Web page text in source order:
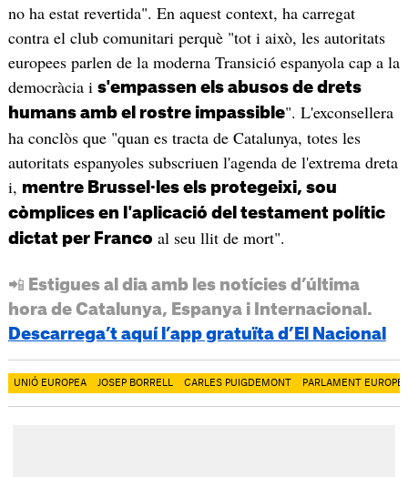
no ha estat revertida". En aquest context, ha carregat
contra el club comunitari perquè "tot i això, les autoritats
europees parlen de la moderna Transició espanyola cap a la
democràcia i s'empassen els abusos de drets
humans amb el rostre impassible". L'exconsellera
ha conclòs que "quan es tracta de Catalunya, totes les
autoritats espanyoles subscriuen l'agenda de l'extrema dreta
i, mentre Brussel·les els protegeixi, sou
còmplices en l'aplicació del testament polític
dictat per Franco al seu llit de mort".
📲 Estigues al dia amb les notícies d’última
hora de Catalunya, Espanya i Internacional.
Descarrega’t aquí l’app gratuïta d’El Nacional
UNIÓ EUROPEA JOSEP BORRELL CARLES PUIGDEMONT PARLAMENT